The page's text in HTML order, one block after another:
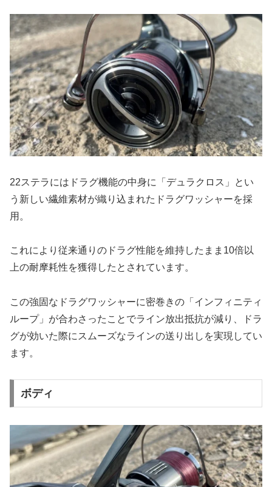
22ステラにはドラグ機能の中身に「デュラクロス」とい
う新しい繊維素材が織り込まれたドラグワッシャーを採
用。
これにより従来通りのドラグ性能を維持したまま10倍以
上の耐摩耗性を獲得したとされています。
この強固なドラグワッシャーに密巻きの「インフィニティ
ループ」が合わさったことでライン放出抵抗が減り、ドラ
グが効いた際にスムーズなラインの送り出しを実現してい
ます。
ボディ